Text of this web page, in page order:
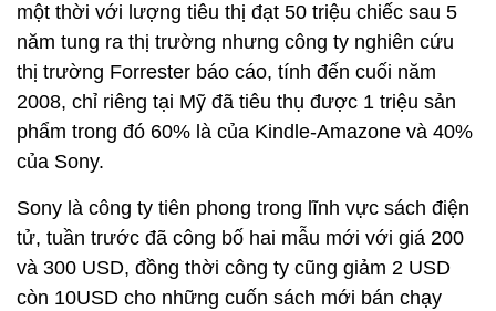
một thời với lượng tiêu thị đạt 50 triệu chiếc sau 5
năm tung ra thị trường nhưng công ty nghiên cứu
thị trường Forrester báo cáo, tính đến cuối năm
2008, chỉ riêng tại Mỹ đã tiêu thụ được 1 triệu sản
phẩm trong đó 60% là của Kindle-Amazone và 40%
của Sony.
Sony là công ty tiên phong trong lĩnh vực sách điện
tử, tuần trước đã công bố hai mẫu mới với giá 200
và 300 USD, đồng thời công ty cũng giảm 2 USD
còn 10USD cho những cuốn sách mới bán chạy